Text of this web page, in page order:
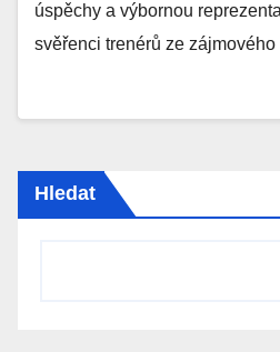
úspěchy a výbornou
svěřenci trenérů ze
Hledat